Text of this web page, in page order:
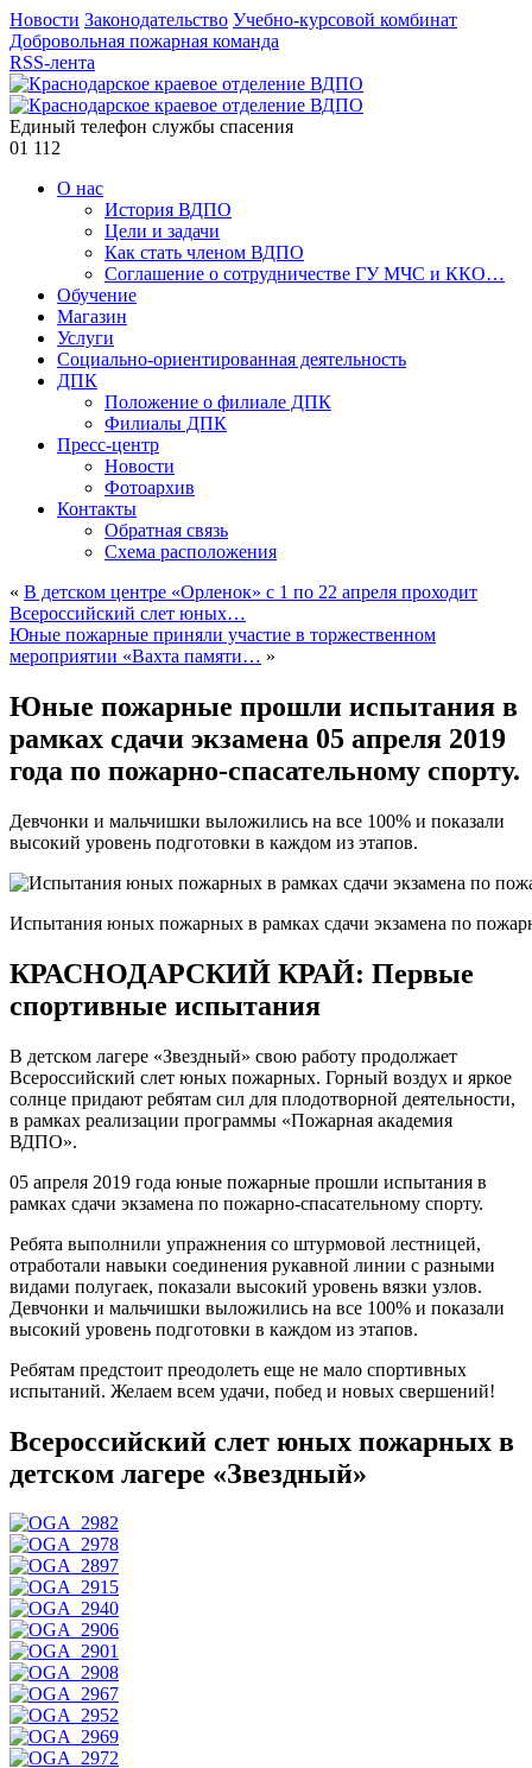
Новости Законодательство Учебно-курсовой комбинат
Добровольная пожарная команда
RSS-лента
Единый телефон службы спасения
01 112
О нас
История ВДПО
Цели и задачи
Как стать членом ВДПО
Соглашение о сотрудничестве ГУ МЧС и ККО…
Обучение
Магазин
Услуги
Социально-ориентированная деятельность
ДПК
Положение о филиале ДПК
Филиалы ДПК
Пресс-центр
Новости
Фотоархив
Контакты
Обратная связь
Схема расположения
« В детском центре «Орленок» с 1 по 22 апреля проходит
Всероссийский слет юных…
Юные пожарные приняли участие в торжественном
мероприятии «Вахта памяти… »
Юные пожарные прошли испытания в
рамках сдачи экзамена 05 апреля 2019
года по пожарно-спасательному спорту.
Девчонки и мальчишки выложились на все 100% и показали
высокий уровень подготовки в каждом из этапов.
Испытания юных пожарных в рамках сдачи экзамена по
КРАСНОДАРСКИЙ КРАЙ: Первые
спортивные испытания
В детском лагере «Звездный» свою работу продолжает
Всероссийский слет юных пожарных. Горный воздух и яркое
солнце придают ребятам сил для плодотворной деятельности,
в рамках реализации программы «Пожарная академия
ВДПО».
05 апреля 2019 года юные пожарные прошли испытания в
рамках сдачи экзамена по пожарно-спасательному спорту.
Ребята выполнили упражнения со штурмовой лестницей,
отработали навыки соединения рукавной линии с разными
видами полугаек, показали высокий уровень вязки узлов.
Девчонки и мальчишки выложились на все 100% и показали
высокий уровень подготовки в каждом из этапов.
Ребятам предстоит преодолеть еще не мало спортивных
испытаний. Желаем всем удачи, побед и новых свершений!
Всероссийский слет юных пожарных в
детском лагере «Звездный»